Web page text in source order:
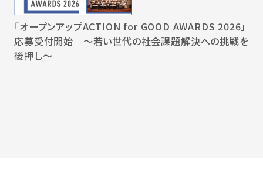
「オープンアップACTION for GOOD AWARDS 2026」
応募受付開始 〜若い世代の社会課題解決への挑戦を
後押し〜